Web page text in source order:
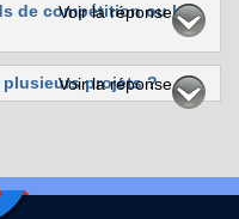
de compétition ou la
Voir la réponse
plusieurs projets ?
Voir la réponse